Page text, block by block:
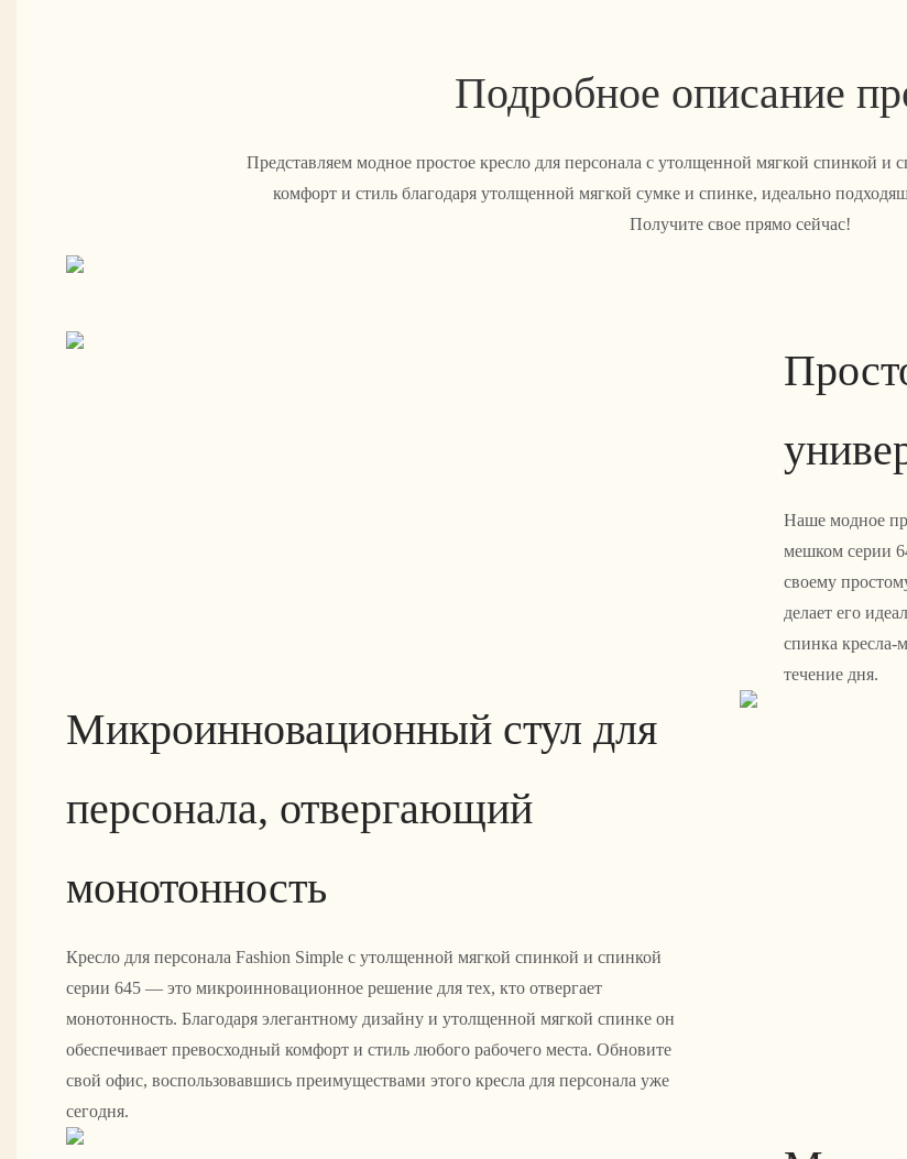
Подробное описание
Представляем модное простое кресло для персонала с утолщенной мягкой спинкой
комфорт и стиль благодаря утолщенной мягкой сумке и спинке, идеально
Получите свое прямо сейчас!
Наше модное
мешком серии
своему
делает его
спинка
течение дня.
Микроинновационный стул для
персонала, отвергающий
монотонность
Кресло для персонала Fashion Simple с утолщенной мягкой спинкой и спинкой
серии 645 — это микроинновационное решение для тех, кто отвергает
монотонность. Благодаря элегантному дизайну и утолщенной мягкой спинке он
обеспечивает превосходный комфорт и стиль любого рабочего места. Обновите
свой офис, воспользовавшись преимуществами этого кресла для персонала уже
сегодня.